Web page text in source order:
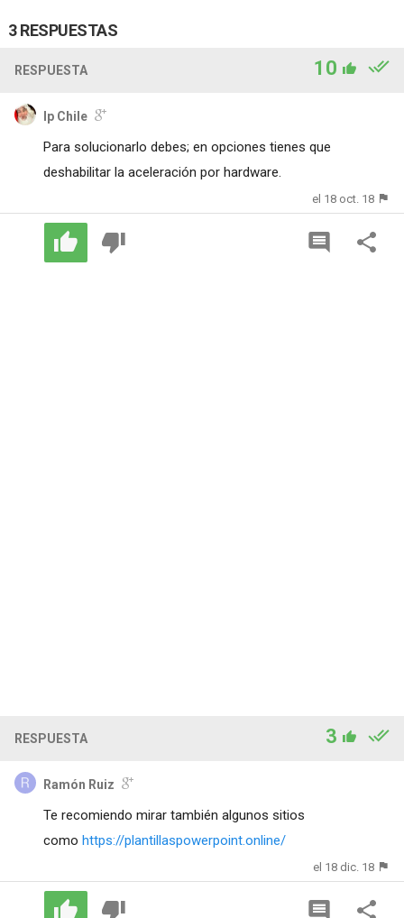
3 RESPUESTAS
RESPUESTA 10
Ip Chile
Para solucionarlo debes; en opciones tienes que
deshabilitar la aceleración por hardware.
el 18 oct. 18
RESPUESTA 3
Ramón Ruiz
Te recomiendo mirar también algunos sitios
como https://plantillaspowerpoint.online/
el 18 dic. 18